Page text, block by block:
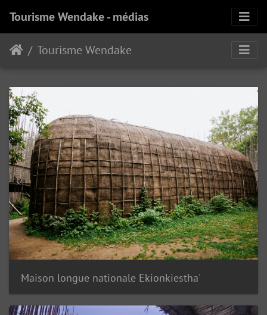
Tourisme Wendake - médias
Tourisme Wendake
Maison longue nationale Ekionkiestha'